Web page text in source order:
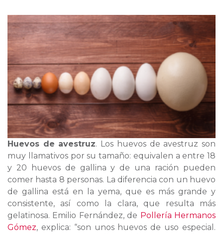
Huevos de avestruz. Los huevos de avestruz son
muy llamativos por su tamaño: equivalen a entre 18
y 20 huevos de gallina y de una ración pueden
comer hasta 8 personas. La diferencia con un huevo
de gallina está en la yema, que es más grande y
consistente, así como la clara, que resulta más
gelatinosa. Emilio Fernández, de Pollería Hermanos
Gómez, explica: “son unos huevos de uso especial.